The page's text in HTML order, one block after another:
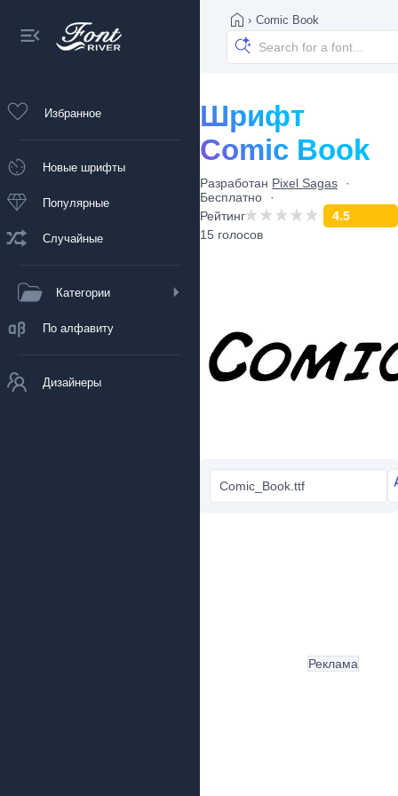
Избранное
Новые шрифты
Популярные
Случайные
Категории
По алфавиту
Дизайнеры
› Comic Book
Шрифт
Comic Book
Разработан Pixel Sagas
Бесплатно
Рейтинг
4.5
15 голосов
Comic_Book.ttf
Реклама